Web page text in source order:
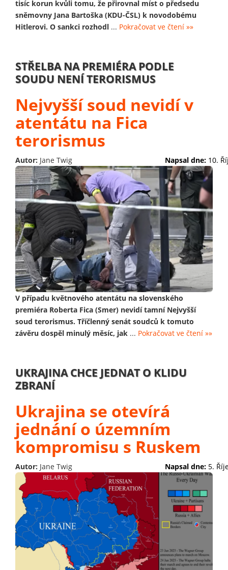
tisíc korun kvůli tomu, že přirovnal míst o předsedu
sněmovny Jana Bartoška (KDU-ČSL) k novodobému
Hitlerovi. O sankci rozhodl ... Pokračovat ve čtení »»
STŘELBA NA PREMIÉRA PODLE
SOUDU NENÍ TERORISMUS
Nejvyšší soud nevidí v
atentátu na Fica
terorismus
Autor: Jane Twig Napsal dne: 10.
V případu květnového atentátu na slovenského
premiéra Roberta Fica (Smer) nevidí tamní Nejvyšší
soud terorismus. Tříčlenný senát soudců k tomuto
závěru dospěl minulý měsíc, jak ... Pokračovat ve čtení »»
UKRAJINA CHCE JEDNAT O KLIDU
ZBRANÍ
Ukrajina se otevírá
jednání o územním
kompromisu s Ruskem
Autor: Jane Twig Napsal dne: 5.